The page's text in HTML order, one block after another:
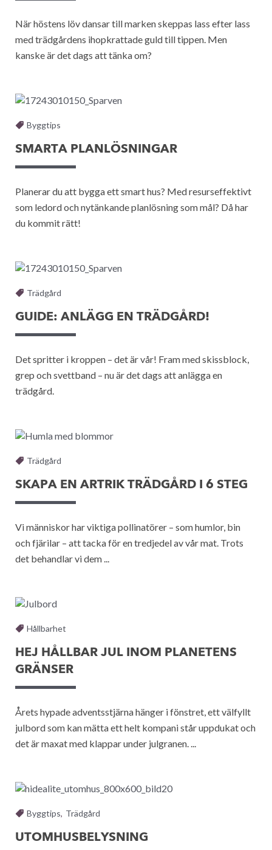
När höstens löv dansar till marken skeppas lass efter lass
med trädgårdens ihopkrattade guld till tippen. Men
kanske är det dags att tänka om?
Byggtips
SMARTA PLANLÖSNINGAR
Planerar du att bygga ett smart hus? Med resurseffektivt
som ledord och nytänkande planlösning som mål? Då har
du kommit rätt!
Trädgård
GUIDE: ANLÄGG EN TRÄDGÅRD!
Det spritter i kroppen – det är vår! Fram med skissblock,
grep och svettband – nu är det dags att anlägga en
trädgård.
Trädgård
SKAPA EN ARTRIK TRÄDGÅRD I 6 STEG
Vi människor har viktiga pollinatörer – som humlor, bin
och fjärilar – att tacka för en tredjedel av vår mat. Trots
det behandlar vi dem ...
Hållbarhet
HEJ HÅLLBAR JUL INOM PLANETENS
GRÄNSER
Årets hypade adventsstjärna hänger i fönstret, ett välfyllt
julbord som kan mätta ett helt kompani står uppdukat och
det är maxat med klappar under julgranen. ...
Byggtips, Trädgård
UTOMHUSBELYSNING